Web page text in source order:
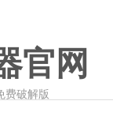
官网
费破解版